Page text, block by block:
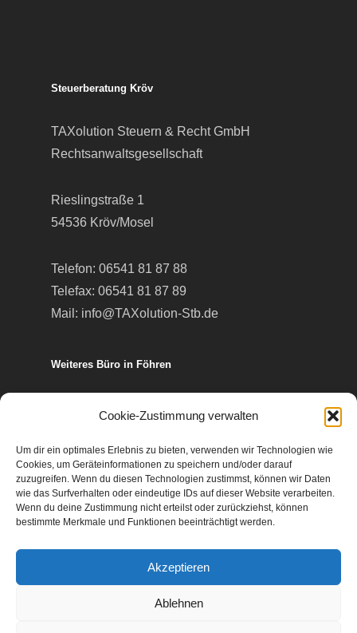
Cookie-Zustimmung verwalten
Um dir ein optimales Erlebnis zu bieten, verwenden wir Technologien wie
Cookies, um Geräteinformationen zu speichern und/oder darauf
zuzugreifen. Wenn du diesen Technologien zustimmst, können wir Daten
wie das Surfverhalten oder eindeutige IDs auf dieser Website verarbeiten.
Wenn du deine Zustimmung nicht erteilst oder zurückziehst, können
bestimmte Merkmale und Funktionen beeinträchtigt werden.
Akzeptieren
Ablehnen
Steuerberatung Kröv
TAXolution Steuern & Recht GmbH
Rechtsanwaltsgesellschaft
Rieslingstraße 1
54536 Kröv/Mosel
Telefon: 06541 81 87 88
Telefax: 06541 81 87 89
Mail: info@TAXolution-Stb.de
Weiteres Büro in Föhren
Telefon: 06502 99 95 80
Telefax: 06502 99 95 899
Mail:info@TAXolution-Stb.de